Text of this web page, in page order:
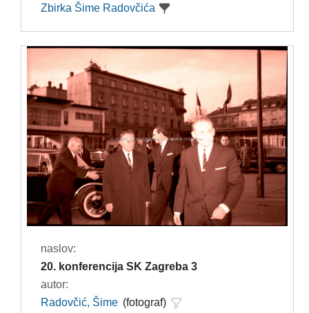
Zbirka Šime Radovčića
naslov:
20. konferencija SK Zagreba 3
autor:
Radovčić, Šime (fotograf)